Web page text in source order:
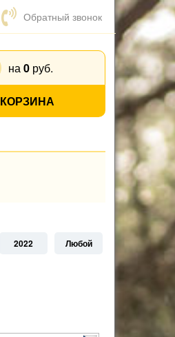
Обратный звонок
на 0руб.
КОРЗИНА
2022 Любой